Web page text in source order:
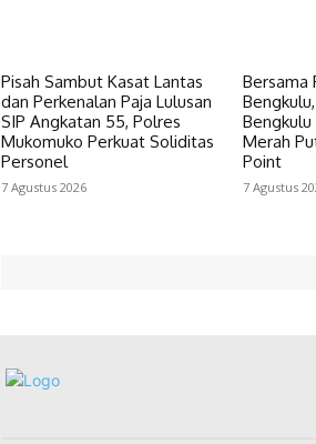
Pisah Sambut Kasat Lantas
dan Perkenalan Paja Lulusan
SIP Angkatan 55, Polres
Mukomuko Perkuat Soliditas
Personel
7 Agustus 2026
Bersama
Bengkulu
Merah
Point
7 Agustus